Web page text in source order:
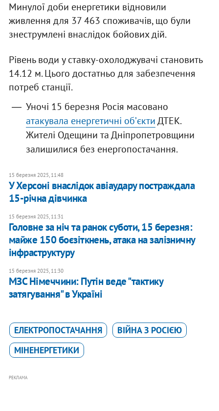
Минулої доби енергетики відновили
живлення для 37 463 споживачів, що були
знеструмлені внаслідок бойових дій.
Рівень води у ставку-охолоджувачі становить
14.12 м. Цього достатньо для забезпечення
потреб станції.
Уночі 15 березня Росія масовано
атакувала енергетичні обʼєктиДТЕК.
Жителі Одещини та Дніпропетровщини
залишилися без енергопостачання.
15 березня 2025, 11:48
У Херсоні внаслідок авіаудару постраждала
15-річна дівчинка
15 березня 2025, 11:31
Головне за ніч та ранок суботи, 15 березня:
майже 150 боєзіткнень, атака на залізничну
інфраструктуру
15 березня 2025, 11:30
МЗС Німеччини: Путін веде "тактику
затягування" в Україні
ЕЛЕКТРОПОСТАЧАННЯ
ВІЙНА З РОСІЄЮ
МІНЕНЕРГЕТИКИ
РЕКЛАМА